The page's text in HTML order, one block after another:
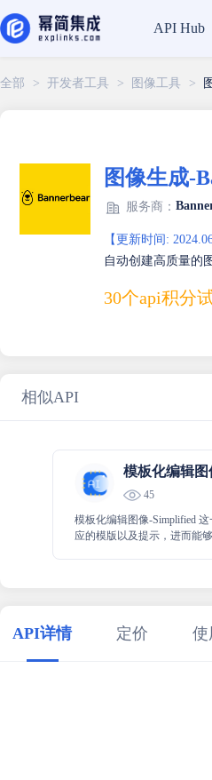
API Hub
全部 > 开发者工具 > 图像工具 >
图像生成-
服务商：
【更新时间:
自动创建高质量的
30个api积分
相似API
模板化编辑图
45
模板化编辑图像-Simplified
应的模版以及提示，进而能
API详情 定价 使